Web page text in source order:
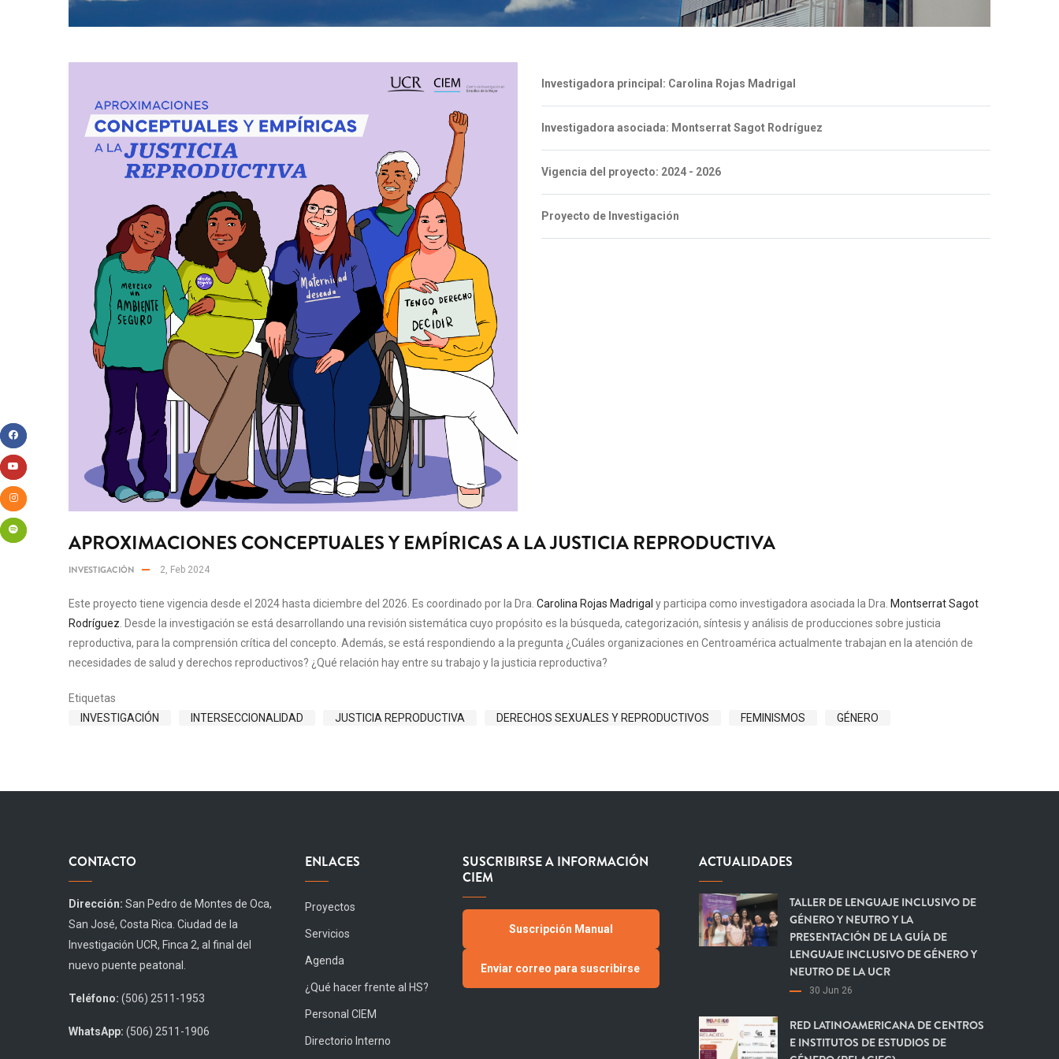
Investigadora principal: Carolina Rojas Madrigal
Investigadora asociada: Montserrat Sagot Rodríguez
Vigencia del proyecto: 2024 - 2026
Proyecto de Investigación
APROXIMACIONES CONCEPTUALES Y EMPÍRICAS A LA JUSTICIA REPRODUCTIVA
INVESTIGACIÓN 2, Feb 2024
Este proyecto tiene vigencia desde el 2024 hasta diciembre del 2026. Es coordinado por la Dra. Carolina Rojas Madrigal y participa como investigadora asociada la Dra. Montserrat Sagot
Rodríguez . Desde la investigación se está desarrollando una revisión sistemática cuyo propósito es la búsqueda, categorización, síntesis y análisis de producciones sobre justicia
reproductiva, para la comprensión crítica del concepto. Además, se está respondiendo a la pregunta ¿Cuáles organizaciones en Centroamérica actualmente trabajan en la atención de
necesidades de salud y derechos reproductivos? ¿Qué relación hay entre su trabajo y la justicia reproductiva?
Etiquetas
INVESTIGACIÓN
INTERSECCIONALIDAD JUSTICIA REPRODUCTIVA DERECHOS SEXUALES Y REPRODUCTIVOS FEMINISMOS GÉNERO
CONTACTO
Dirección: San Pedro de Montes de Oca,
San José, Costa Rica. Ciudad de la
Investigación UCR, Finca 2, al final del
nuevo puente peatonal.
Teléfono: (506) 2511-1953
WhatsApp: (506) 2511-1906
ENLACES
Proyectos
Servicios
Agenda
¿Qué hacer frente al HS?
Personal CIEM
Directorio Interno
SUSCRIBIRSE A INFORMACIÓN
CIEM
Suscripción Manual
Enviar correo para suscribirse
ACTUALIDADES
TALLER DE LENGUAJE INCLUSIVO DE
GÉNERO Y NEUTRO Y LA
PRESENTACIÓN DE LA GUÍA DE
LENGUAJE INCLUSIVO DE GÉNERO Y
NEUTRO DE LA UCR
30 Jun 26
RED LATINOAMERICANA DE CENTROS
E INSTITUTOS DE ESTUDIOS DE